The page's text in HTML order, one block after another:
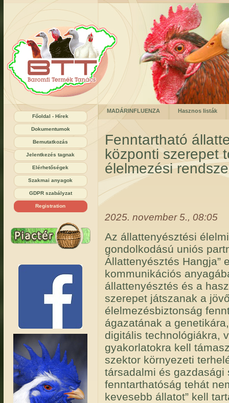
Főoldal - Hírek
Dokumentumok
Bemutatkozás
Jelentkezés tagnak
Elérhetőségek
Szakmai anyagok
GDPR szabályzat
Registration
MADÁRINFLUENZA Hasznos listák
Fenntartható
központi szerepet
élelmezési
2025. november 5., 08:05
Az állattenyésztési
gondolkodású uniós
Állattenyésztés Hangja”
kommunikációs
állattenyésztés és a
szerepet játszanak a
élelmezésbiztonság
ágazatának a
digitális technológiákra,
gyakorlatokra kell
szektor környezeti
társadalmi és gazdasági
fenntarthatóság tehát
kevesebb állatot” kell